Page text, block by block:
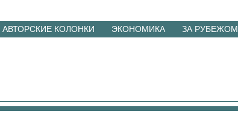
АВТОРСКИЕ КОЛОНКИ ЭКОНОМИКА ЗА РУБЕЖОМ